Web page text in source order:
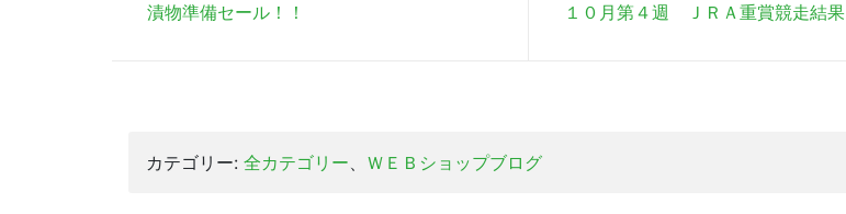
漬物準備セール！！ １０月第４週 ＪＲＡ重賞競走結果
カテゴリー: 全カテゴリー、 ＷＥＢショップブログ